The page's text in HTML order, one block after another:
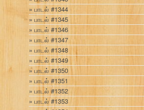
பாடல் #1344
பாடல் #1345
பாடல் #1346
பாடல் #1347
பாடல் #1348
பாடல் #1349
பாடல் #1350
பாடல் #1351
பாடல் #1352
பாடல் #1353